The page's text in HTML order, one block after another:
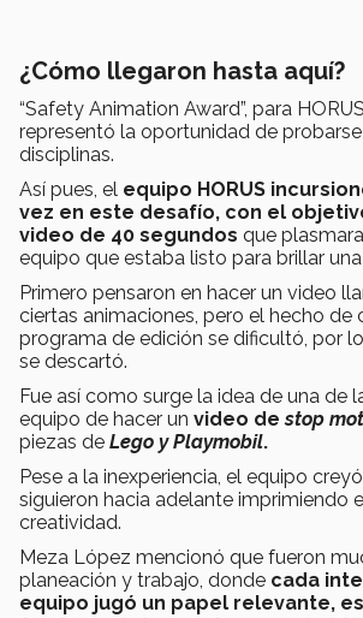
¿Cómo llegaron hasta aquí?
“Safety Animation Award”, para
representó la oportunidad de
disciplinas.
Así pues, el equipo HORUS
vez en este desafío, con el
video de 40 segundos que
equipo que estaba listo para brillar
Primero pensaron en hacer un video
ciertas animaciones, pero el hecho de
programa de edición se dificultó, por
se descartó.
Fue así como surge la idea de una de
equipo de hacer un video destop
piezas de Lego y Playmobil.
Pese a la inexperiencia, el equipo
siguieron hacia adelante imprimiendo
creatividad.
Meza López mencionó que fueron
planeación y trabajo, donde cada
equipo jugó un papel relevante,